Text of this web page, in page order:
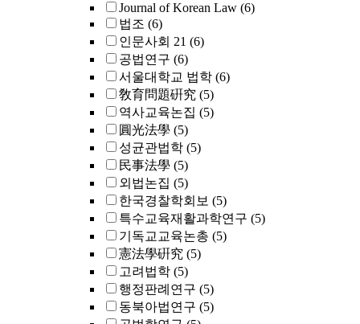
Journal of Korean Law (6)
법조 (6)
인문사회 21 (6)
공법연구 (6)
서울대학교 법학 (6)
敎育問題硏究 (5)
역사교육논집 (5)
圓光法學 (5)
성균관법학 (5)
民事法學 (5)
외법논집 (5)
한국경찰학회보 (5)
특수교육재활과학연구 (5)
기독교교육논총 (5)
憲法學硏究 (5)
고려법학 (5)
행정판례연구 (5)
동북아법연구 (5)